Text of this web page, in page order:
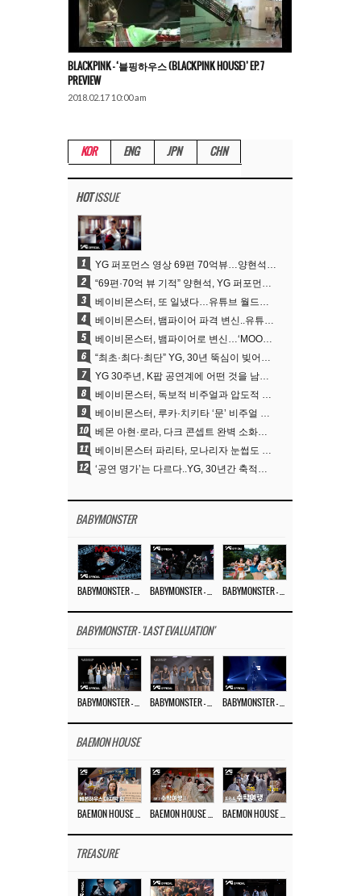
BLACKPINK – ‘블핑하우스 (BLACKPINK HOUSE)’ EP. 7
PREVIEW
2018.02.17 10:00 am
KOR ENG JPN CHN
HOTISSUE
1 YG 퍼포먼스 영상 69편 70억뷰…양현석 제작 철학 통했다
2 “69편·70억 뷰 기적” 양현석, YG 퍼포먼스 비디오 100% 직접 만든 이유
3 베이비몬스터, 또 일냈다…유튜브 월드와이드 1위
4 베이비몬스터, 뱀파이어 파격 변신..유튜브 트렌딩 1위 직행
5 베이비몬스터, 뱀파이어로 변신…‘MOON’으로 찍은 3개월 프로젝트
6 “최초·최다·최단” YG, 30년 뚝심이 빚어낸 K팝 투어의 새 지평
7 YG 30주년, K팝 공연계에 어떤 것을 남겼나
8 베이비몬스터, 독보적 비주얼과 압도적 소화력..’MOON’
9 베이비몬스터, 루카·치키타 ‘문’ 비주얼 공개…절제된 카리스마·유니크 비주얼
10 베몬 아현·로라, 다크 콘셉트 완벽 소화…’문’ 비주얼 포토 공개
11 베이비몬스터 파리타, 모나리자 눈썹도 완벽 소화‥아사와 강렬 아우라
12 ‘공연 명가’는 다르다..YG, 30년간 축적해 온 ‘경험하는 음악’의 힘
BABYMONSTER
BABYMONSTER - 'LAST EVALUATION'
BAEMON HOUSE
TREASURE